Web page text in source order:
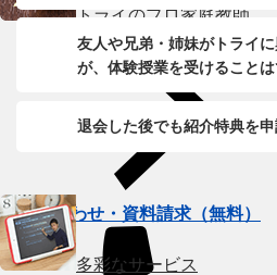
トライのプロ家庭教師
多彩なサービス
友人や兄弟・姉妹がトライ
が、体験授業を受けること
退会した後でも紹介特典を
お問い合わせ・資料請求（無料）